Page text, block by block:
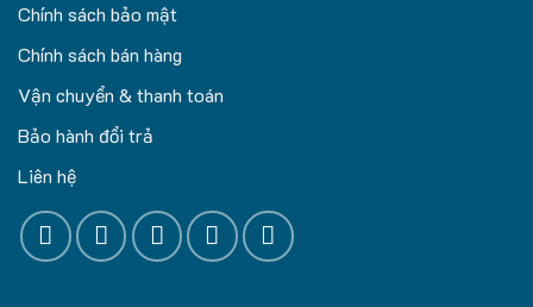
Chính sách bảo mật
Chính sách bán hàng
Vận chuyển & thanh toán
Bảo hành đổi trả
Liên hệ